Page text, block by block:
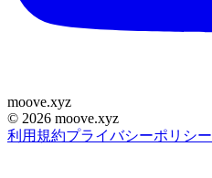
moove.xyz
© 2026 moove.xyz
利用規約プライバシーポリシー